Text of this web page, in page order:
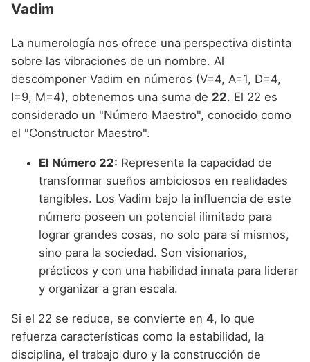
Vadim
La numerología nos ofrece una perspectiva distinta
sobre las vibraciones de un nombre. Al
descomponer Vadim en números (V=4, A=1, D=4,
I=9, M=4), obtenemos una suma de 22. El 22 es
considerado un "Número Maestro", conocido como
el "Constructor Maestro".
El Número 22: Representa la capacidad de
transformar sueños ambiciosos en realidades
tangibles. Los Vadim bajo la influencia de este
número poseen un potencial ilimitado para
lograr grandes cosas, no solo para sí mismos,
sino para la sociedad. Son visionarios,
prácticos y con una habilidad innata para liderar
y organizar a gran escala.
Si el 22 se reduce, se convierte en 4, lo que
refuerza características como la estabilidad, la
disciplina, el trabajo duro y la construcción de